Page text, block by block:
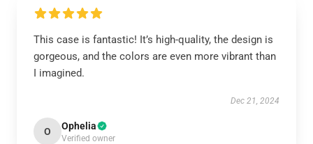
This case is fantastic! It’s high-quality, the design is
gorgeous, and the colors are even more vibrant than
I imagined.
Dec 21, 2024
O Ophelia
Verified owner